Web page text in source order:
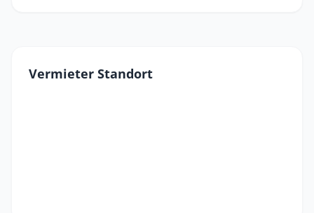
Vermieter Standort